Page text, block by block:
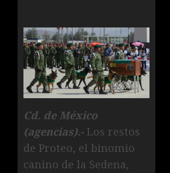
Cd. de México
(agencias).- Los restos
de Proteo, el binomio
canino de la Sedena,